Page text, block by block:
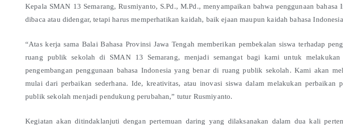
Kepala SMAN 13 Semarang, Rusmiyanto, S.Pd., M.Pd., menyampaikan bahwa penggunaan bahasa
dibaca atau didengar, tetapi harus memperhatikan kaidah, baik ejaan maupun kaidah bahasa
“Atas kerja sama Balai Bahasa Provinsi Jawa Tengah memberikan pembekalan siswa terhadap
ruang publik sekolah di SMAN 13 Semarang, menjadi semangat bagi kami untuk melakukan
pengembangan penggunaan bahasa Indonesia yang benar di ruang publik sekolah. Kami akan
mulai dari perbaikan sederhana. Ide, kreativitas, atau inovasi siswa dalam melakukan perbaikan
publik sekolah menjadi pendukung perubahan,” tutur Rusmiyanto.
Kegiatan akan ditindaklanjuti dengan pertemuan daring yang dilaksanakan dalam dua kali